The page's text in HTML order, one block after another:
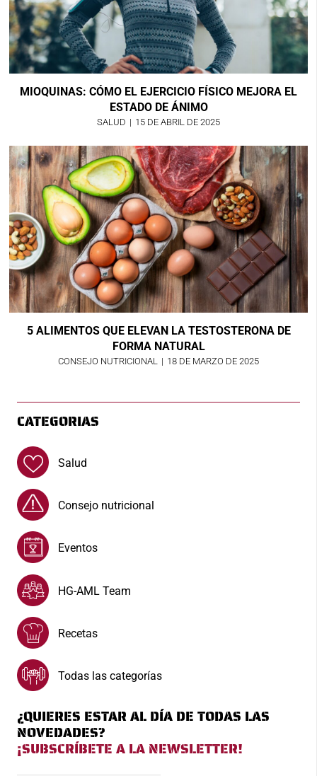
MIOQUINAS: CÓMO EL EJERCICIO FÍSICO MEJORA EL
ESTADO DE ÁNIMO
SALUD | 15 DE ABRIL DE 2025
5 ALIMENTOS QUE ELEVAN LA TESTOSTERONA DE
FORMA NATURAL
CONSEJO NUTRICIONAL | 18 DE MARZO DE 2025
CATEGORIAS
Salud
Consejo nutricional
Eventos
HG-AML Team
Recetas
Todas las categorías
¿QUIERES ESTAR AL DÍA DE TODAS LAS
NOVEDADES?
¡SUBSCRÍBETE A LA NEWSLETTER!